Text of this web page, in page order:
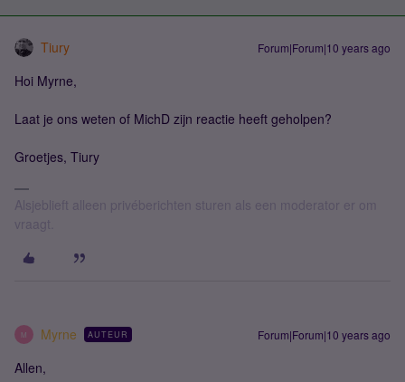
Tiury Forum|Forum|10 years ago
Hoi Myrne,
Laat je ons weten of MichD zijn reactie heeft geholpen?
Groetjes, Tiury
Alsjeblieft alleen privéberichten sturen als een moderator er om
vraagt.
M Myrne AUTEUR Forum|Forum|10 years ago
Allen,